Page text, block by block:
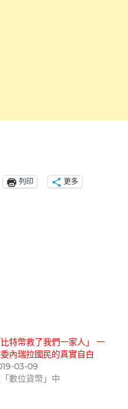
列印 更多
比特幣救了我們一家人」 一
內瑞拉國民的真實自白
03-09
數位貨幣」中